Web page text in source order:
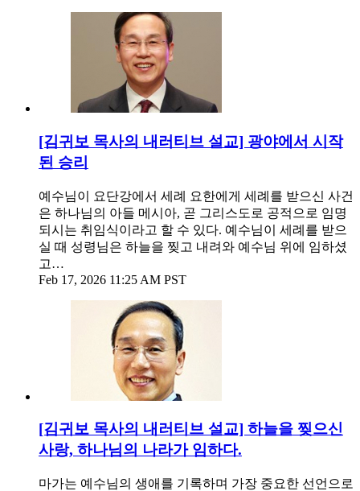
[김귀보 목사의 내러티브 설교] 광야에서 시작
된 승리
예수님이 요단강에서 세례 요한에게 세례를 받으신 사건
은 하나님의 아들 메시아, 곧 그리스도로 공적으로 임명
되시는 취임식이라고 할 수 있다. 예수님이 세례를 받으
실 때 성령님은 하늘을 찢고 내려와 예수님 위에 임하셨
고…
Feb 17, 2026 11:25 AM PST
[김귀보 목사의 내러티브 설교] 하늘을 찢으신
사랑, 하나님의 나라가 임하다.
마가는 예수님의 생애를 기록하며 가장 중요한 선언으로